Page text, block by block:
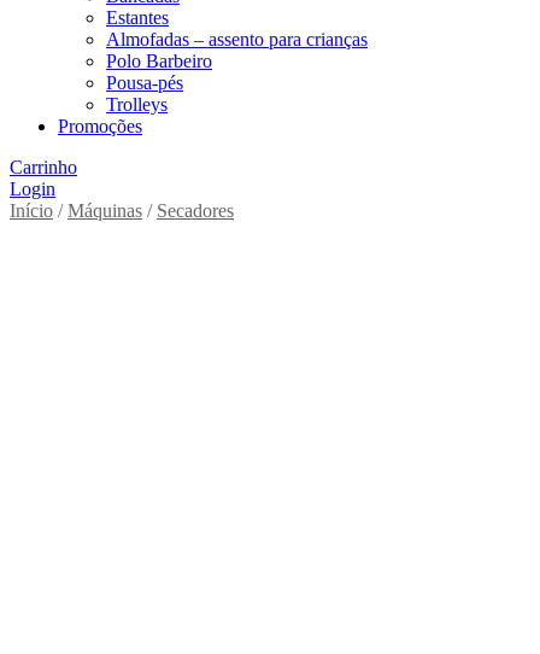
Estantes
Almofadas – assento para crianças
Polo Barbeiro
Pousa-pés
Trolleys
Promoções
Carrinho
Login
Início /Máquinas / Secadores